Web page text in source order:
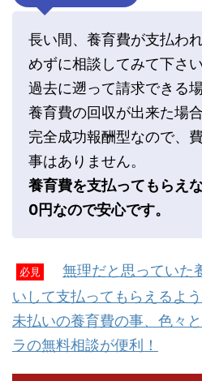
長い間、養育費が支払わ
めずに相談してみて下さい
過去に遡って請求できる
養育費の回収が出来た場
完全成功報酬型なので、
事はありません。
養育費を支払ってもらえ
0円なので安心です。
必見
無理だと思っていた
いして支払ってもらえるよう
未払いの養育費の事、色々
ラの無料相談が便利！